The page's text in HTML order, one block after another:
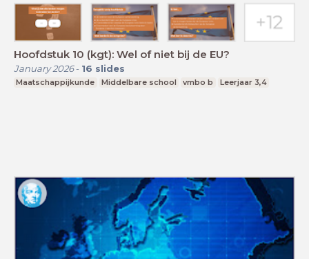
Hoofdstuk 10 (kgt): Wel of niet bij de EU?
January 2026- 16 slides
Maatschappijkunde Middelbare school vmbo b Leerjaar 3,4